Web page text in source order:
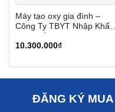
Máy tạo oxy gia đình –
Công Ty TBYT Nhập Khẩu
Trực Tiếp
10.300.000₫
ĐĂNG KÝ